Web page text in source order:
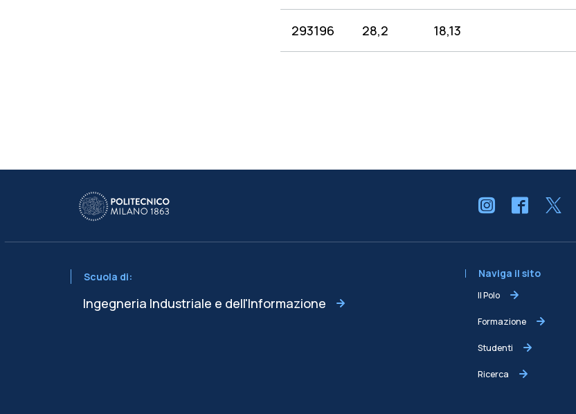
293196 28,2 18,13
Scuola di:
Ingegneria Industriale e dell'Informazione
Naviga il sito
Il Polo
Formazione
Studenti
Ricerca